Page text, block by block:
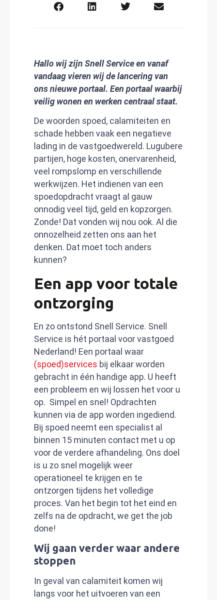
Hallo wij zijn Snell Service en vanaf
vandaag vieren wij de lancering van
ons nieuwe portaal. Een portaal waarbij
veilig wonen en werken centraal staat.
De woorden spoed, calamiteiten en
schade hebben vaak een negatieve
lading in de vastgoedwereld. Lugubere
partijen, hoge kosten, onervarenheid,
veel rompslomp en verschillende
werkwijzen. Het indienen van een
spoedopdracht vraagt al gauw
onnodig veel tijd, geld en kopzorgen.
Zonde! Dat vonden wij nou ook. Al die
onnozelheid zetten ons aan het
denken. Dat moet toch anders
kunnen?
Een app voor totale
ontzorging
En zo ontstond Snell Service. Snell
Service is hét portaal voor vastgoed
Nederland! Een portaal waar
(spoed)services bij elkaar worden
gebracht in één handige app. U heeft
een probleem en wij lossen het voor u
op. Simpel en snel! Opdrachten
kunnen via de app worden ingediend.
Bij spoed neemt een specialist al
binnen 15 minuten contact met u op
voor de verdere afhandeling. Ons doel
is u zo snel mogelijk weer
operationeel te krijgen en te
ontzorgen tijdens het volledige
proces. Van het begin tot het eind en
zelfs na de opdracht, we get the job
done!
Wij gaan verder waar andere
stoppen
In geval van calamiteit komen wij
langs voor het uitvoeren van een